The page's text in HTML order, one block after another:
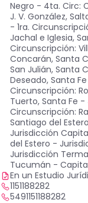
Negro - 4ta. Circ:
J. V. González,
- 1ra.
Jachal e Iglesia,
Circunscripción:
Concarán, Santa
San Julián, Santa
Deseado, Santa
Circunscripción:
Tuerto, Santa Fe
Circunscripción:
Santiago del
Jurisdicción
del Estero -
Jurisdicción
Tucumán -
En un Estudio
1151188282
5491151188282